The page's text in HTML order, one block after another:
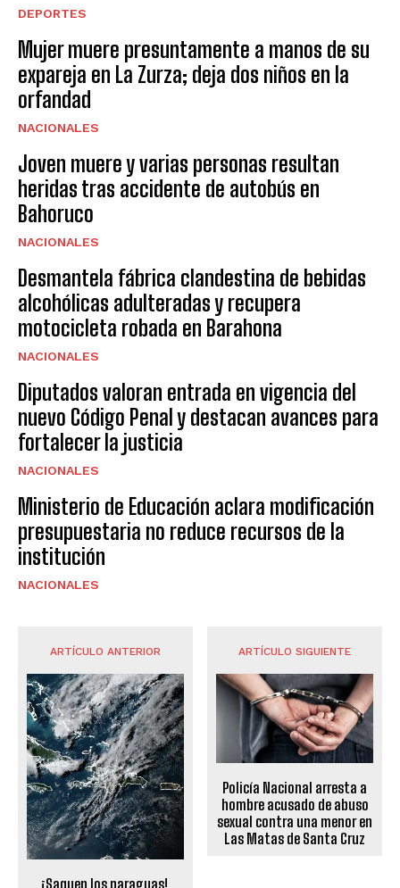
DEPORTES
Mujer muere presuntamente a manos de su
expareja en La Zurza; deja dos niños en la
orfandad
NACIONALES
Joven muere y varias personas resultan
heridas tras accidente de autobús en
Bahoruco
NACIONALES
Desmantela fábrica clandestina de bebidas
alcohólicas adulteradas y recupera
motocicleta robada en Barahona
NACIONALES
Diputados valoran entrada en vigencia del
nuevo Código Penal y destacan avances para
fortalecer la justicia
NACIONALES
Ministerio de Educación aclara modificación
presupuestaria no reduce recursos de la
institución
NACIONALES
ARTÍCULO ANTERIOR
¡Saquen los paraguas!
ARTÍCULO SIGUIENTE
Policía Nacional arresta a
hombre acusado de abuso
sexual contra una menor en
Las Matas de Santa Cruz